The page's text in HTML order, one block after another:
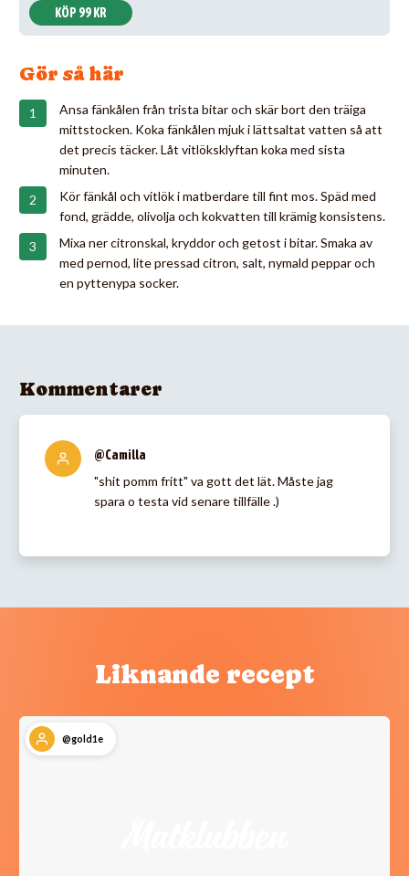
KÖP 99 KR
Gör så här
Ansa fänkålen från trista bitar och skär bort den träiga
mittstocken. Koka fänkålen mjuk i lättsaltat vatten så att
det precis täcker. Låt vitlöksklyftan koka med sista
minuten.
Kör fänkål och vitlök i matberdare till fint mos. Späd med
fond, grädde, olivolja och kokvatten till krämig konsistens.
Mixa ner citronskal, kryddor och getost i bitar. Smaka av
med pernod, lite pressad citron, salt, nymald peppar och
en pyttenypa socker.
Kommentarer
@Camilla
"shit pomm fritt" va gott det lät. Måste jag
spara o testa vid senare tillfälle .)
Liknande recept
@gold1e